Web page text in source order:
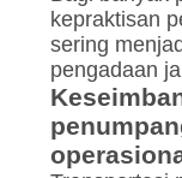
kepraktisan
sering
pengadaan